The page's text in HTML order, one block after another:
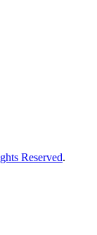
Reserved.